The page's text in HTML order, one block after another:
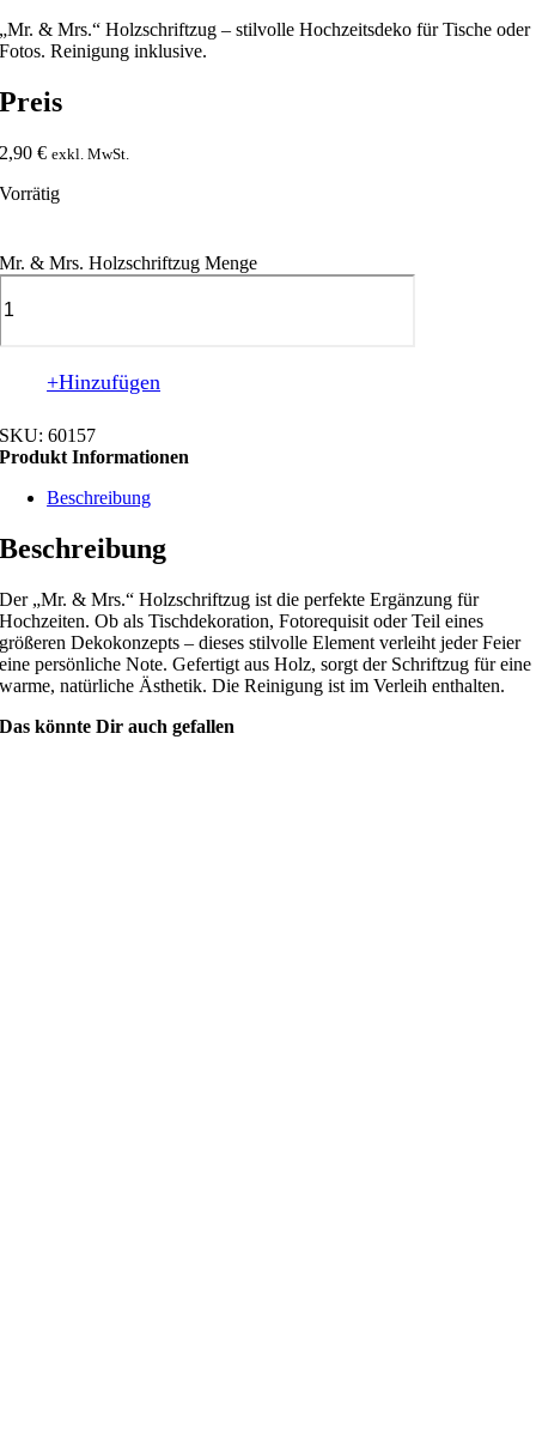
„Mr. & Mrs.“ Holzschriftzug – stilvolle Hochzeitsdeko für Tische oder
Fotos. Reinigung inklusive.
Preis
2,90€ exkl. MwSt.
Vorrätig
Mr. & Mrs. Holzschriftzug Menge
+Hinzufügen
SKU:60157
Produkt Informationen
Beschreibung
Beschreibung
Der „Mr. & Mrs.“ Holzschriftzug ist die perfekte Ergänzung für
Hochzeiten. Ob als Tischdekoration, Fotorequisit oder Teil eines
größeren Dekokonzepts – dieses stilvolle Element verleiht jeder Feier
eine persönliche Note. Gefertigt aus Holz, sorgt der Schriftzug für eine
warme, natürliche Ästhetik. Die Reinigung ist im Verleih enthalten.
Das könnte Dir auch gefallen